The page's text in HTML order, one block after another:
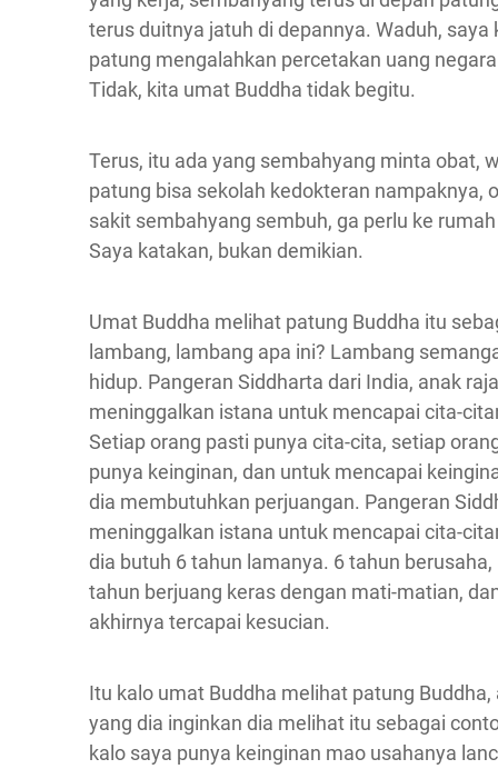
terus duitnya jatuh di depannya. Waduh, saya
patung mengalahkan percetakan uang
Tidak, kita umat Buddha tidak begitu.
Terus, itu ada yang sembahyang minta obat,
patung bisa sekolah kedokteran nampaknya,
sakit sembahyang sembuh, ga perlu ke
Saya katakan, bukan demikian.
Umat Buddha melihat patung Buddha itu
lambang, lambang apa ini? Lambang
hidup. Pangeran Siddharta dari India, anak
meninggalkan istana untuk mencapai cita-
Setiap orang pasti punya cita-cita, setiap
punya keinginan, dan untuk mencapai
dia membutuhkan perjuangan. Pangeran
meninggalkan istana untuk mencapai cita-
dia butuh 6 tahun lamanya. 6 tahun berusaha,
tahun berjuang keras dengan mati-matian,
akhirnya tercapai kesucian.
Itu kalo umat Buddha melihat patung Buddha,
yang dia inginkan dia melihat itu sebagai
kalo saya punya keinginan mao usahanya